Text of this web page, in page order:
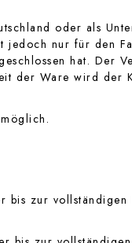
oder als
jedoch nur für den
hat. Der
der Ware wird der
zur